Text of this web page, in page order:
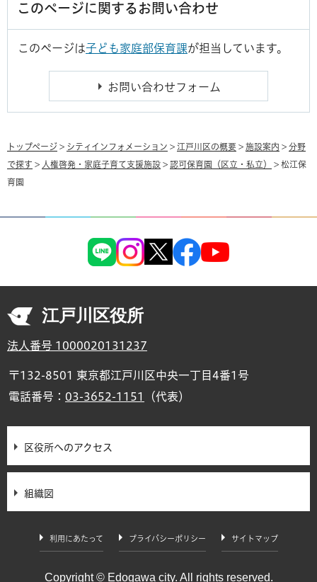
このページに関するお問い合わせ
このページは子ども家庭部保育課が担当しています。
トップページ > シティインフォメーション > 江戸川区の概要 > 施設案内 > 分野
で探す > 人権啓発・家庭子育て支援施設 > 認可保育園（区立・私立） > 松江保
育園
江戸川区役所
法人番号 1000020131237
〒132-8501 東京都江戸川区中央一丁目4番1号
電話番号： 03-3652-1151 （代表）
区役所へのアクセス
組織図
利用にあたって プライバシーポリシー サイトマップ
Copyright © Edogawa city. All rights reserved.